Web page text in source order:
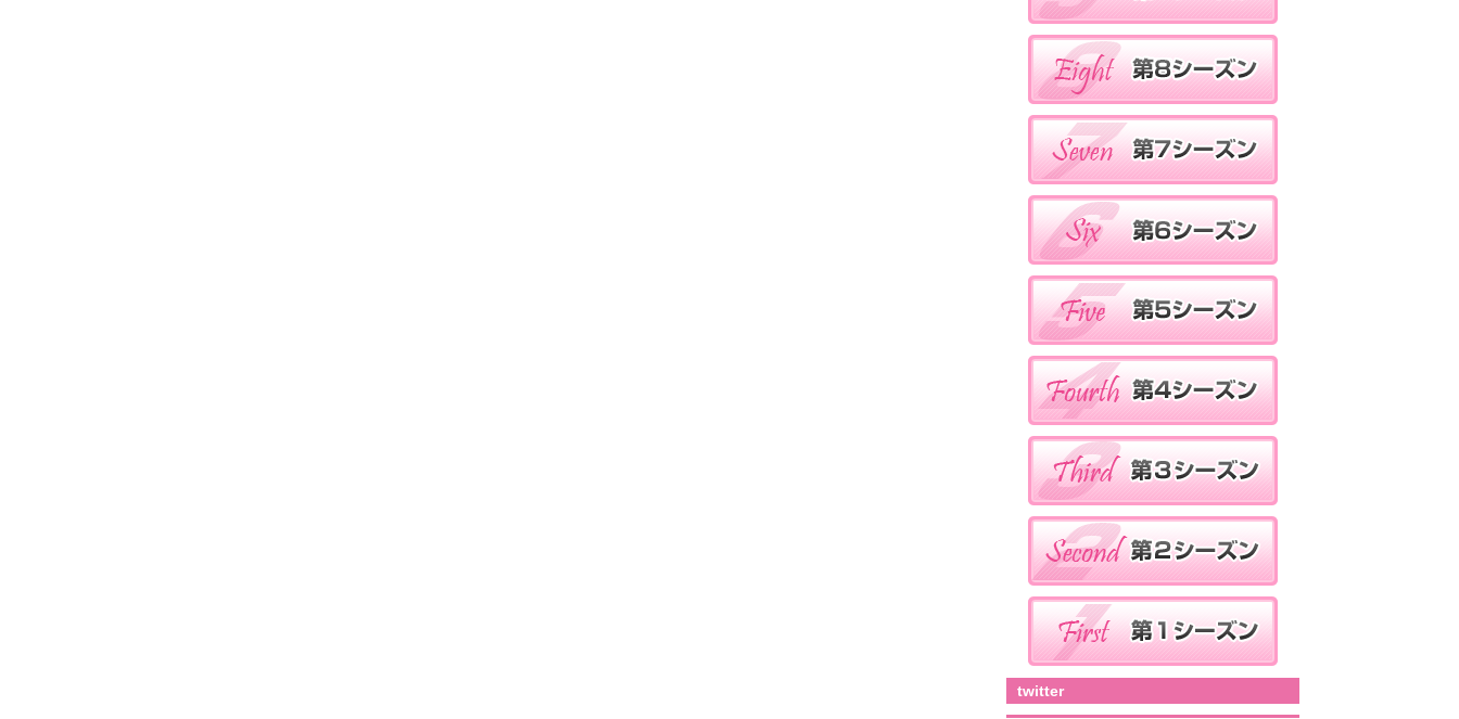
twitter